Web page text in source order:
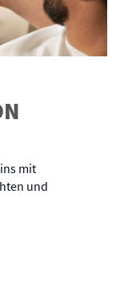
mit
und